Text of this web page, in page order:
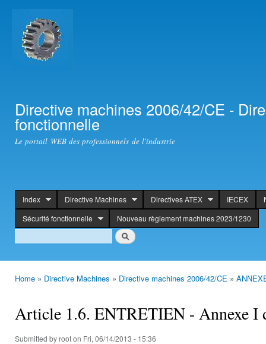
Directive machines 2006/42/CE -
fonctionnelle
Le portail WEB des professionnels de l'industrie
header
Index Directive Machines Directives ATEX IECEX
Sécurité fonctionnelle
Nouveau règlement machines 2023/1230
Search
Search
Home » Directive Machines » Directive machines 2006/42/CE »
Article 1.6. ENTRETIEN - Annexe I
Submitted byrooton Fri, 06/14/2013 - 15:36